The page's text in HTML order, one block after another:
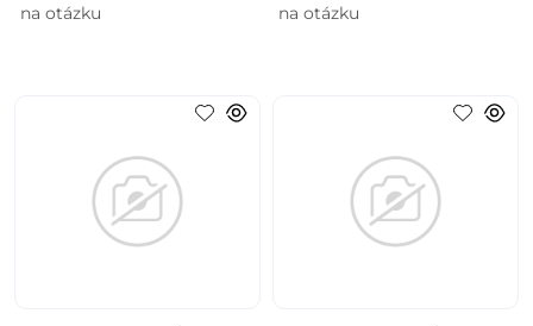
na otázku na otázku